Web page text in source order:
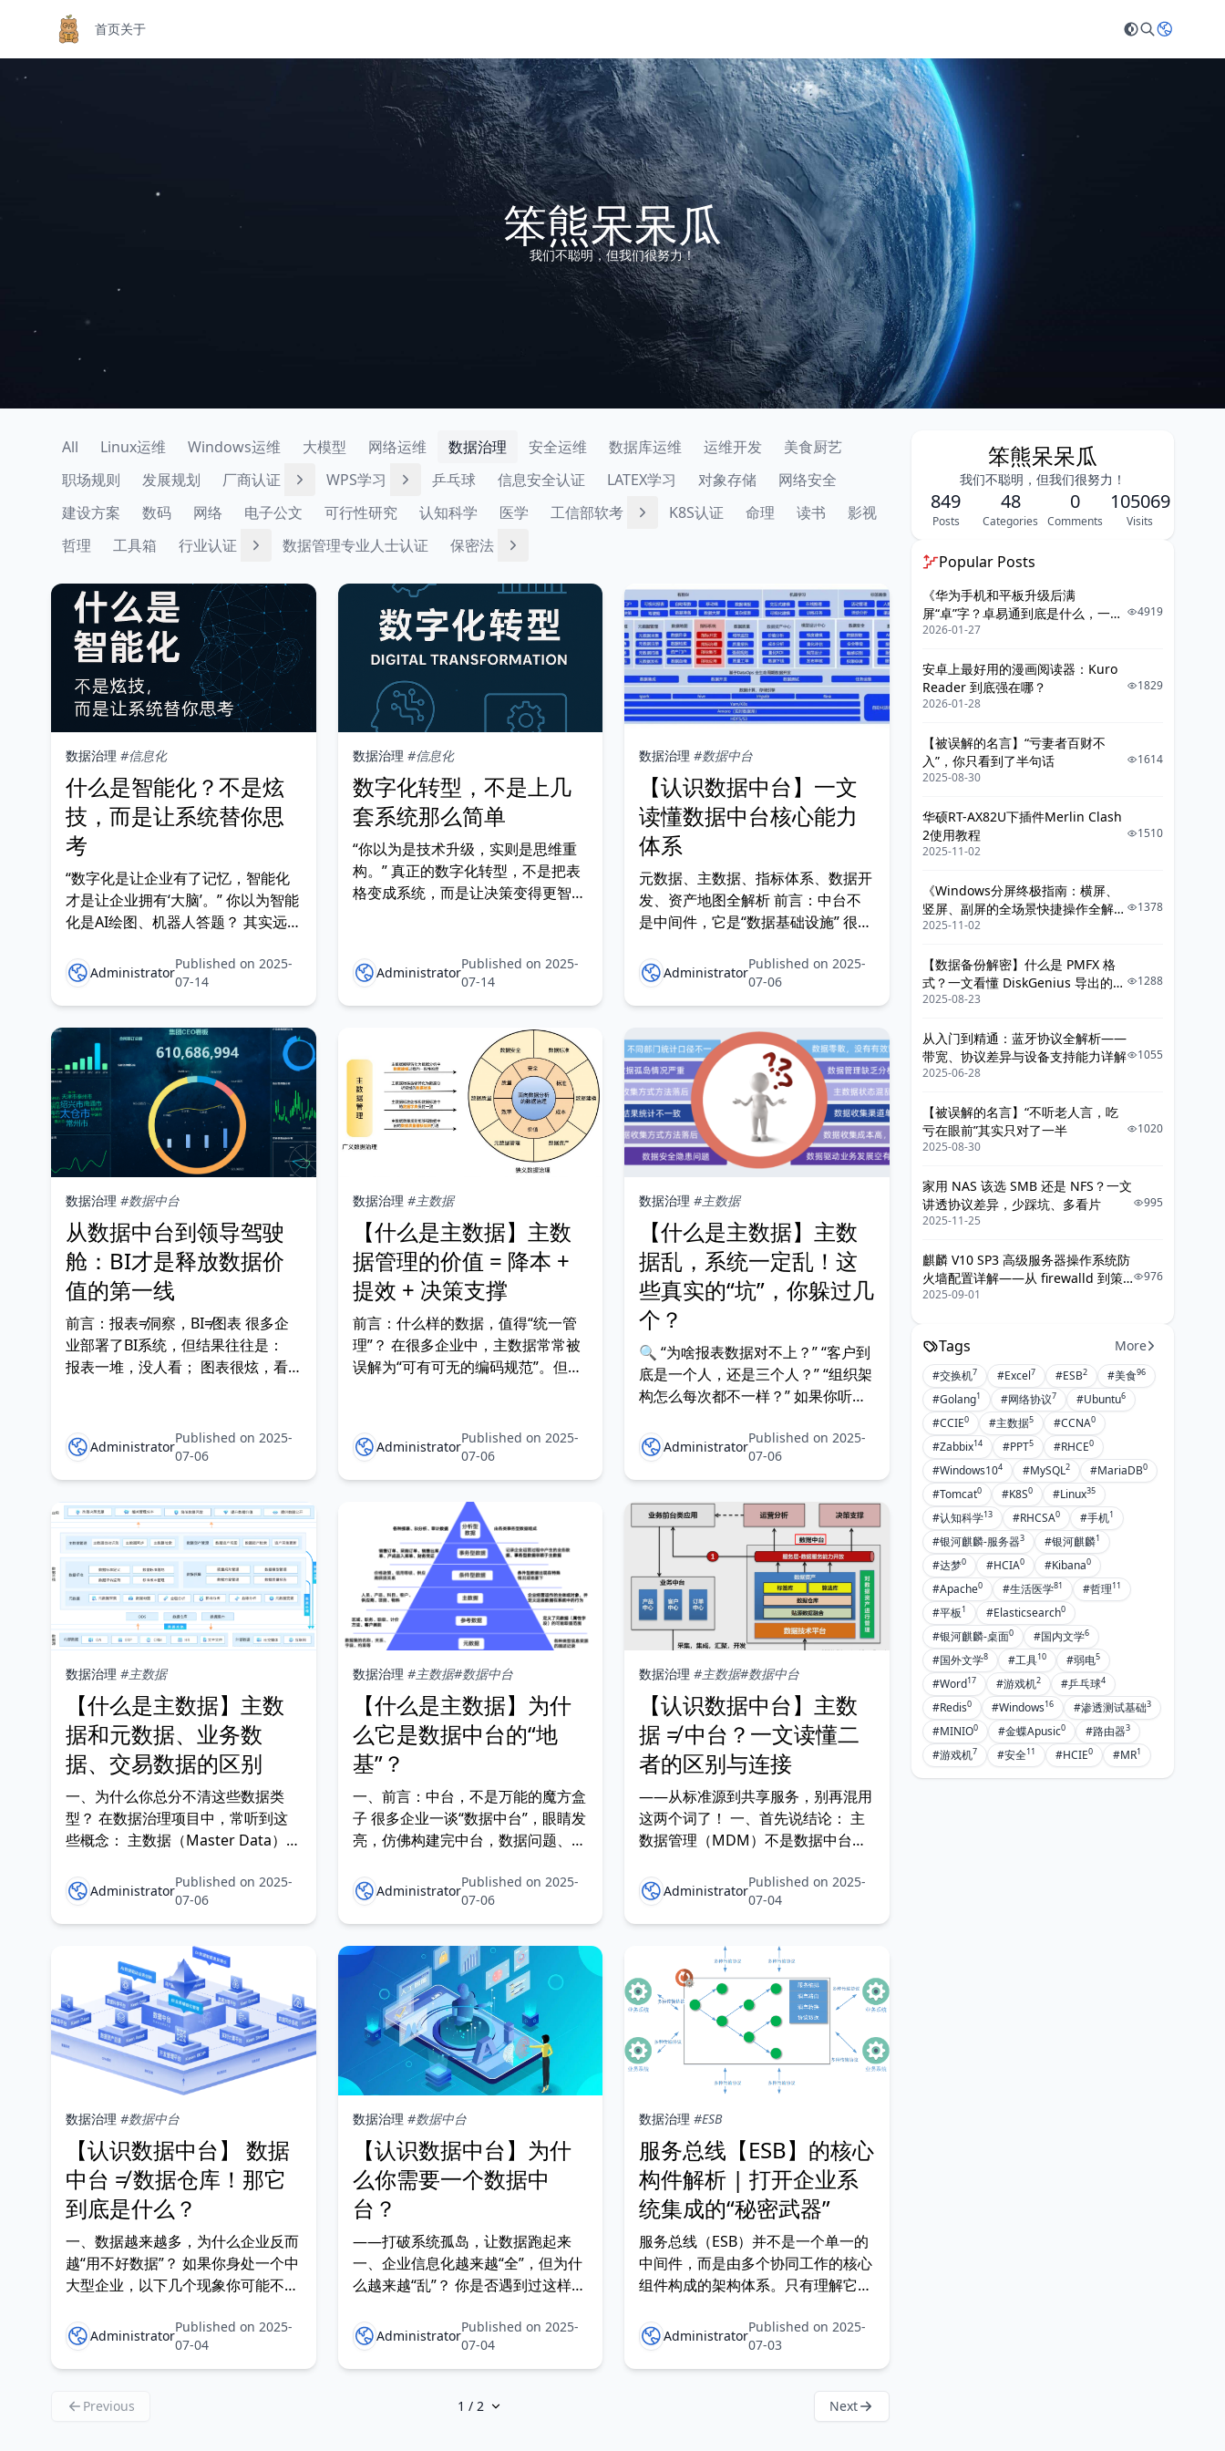
首页关于
笨熊呆呆瓜
我们不聪明，但我们很努力！
All Linux运维 Windows运维 大模型 网络运维 数据治理 安全运维 数据库运维 运维开发
美食厨艺
职场规则
发展规划 厂商认证 WPS学习 乒乓球 信息安全认证 LATEX学习 对象存储
网络安全
建设方案
数码 网络 电子公文 可行性研究 认知科学 医学 工信部软考 K8S认证 命理 读书
影视
哲理
工具箱 行业认证 数据管理专业人士认证 保密法
数据治理 #信息化
什么是智能化？不是炫
技，而是让系统替你思
考
“数字化是让企业有了记忆，智能化
才是让企业拥有‘大脑’。” 你以为智能
化是AI绘图、机器人答题？ 其实远
来企业的竞争核心、决策机制与组织
形态的颠覆式升级。
Administrator
Published on 2025-
07-14
数据治理 #信息化
数字化转型，不是上几
套系统那么简单
“你以为是技术升级，实则是思维重
构。” 真正的数字化转型，不是把表
格变成系统，而是让决策变得更智
型为何势在必行？ 企业为什么要数
字化转型？不是“想变”，而是“不得不
变”。
Administrator
Published on 2025-
07-14
数据治理 #数据中台
【认识数据中台】一文
读懂数据中台核心能力
体系
元数据、主数据、指标体系、数据开
发、资产地图全解析 前言：中台不
是中间件，它是“数据基础设施” 很多
以为： “数据中台 = 一套大数据平台
+ ETL工具 + BI报表” 但事实上，真正
的数据中台，不止是技术平台，而是
一套完整的“能力体系”，它像“数据界
的城市基础建设
Administrator
Published on 2025-
07-06
数据治理 #数据中台
从数据中台到领导驾驶
舱：BI才是释放数据价
值的第一线
前言：报表≠洞察，BI≠图表 很多企
业部署了BI系统，但结果往往是：
报表一堆，没人看； 图表很炫，看
的？”就全场沉默。 这不是BI不重
要，而是你不理解BI真正的定位与价
值： BI不是做图，而是让数据“说人
话”； BI不是做报表，而是帮
Administrator
Published on 2025-
07-06
数据治理 #主数据
【什么是主数据】主数
据管理的价值 = 降本 +
提效 + 决策支撑
前言：什么样的数据，值得“统一管
理”？ 在很多企业中，主数据常常被
误解为“可有可无的编码规范”。但现
复、权限混乱、数据打架，根源还是
主数据没管好。 主数据的价值，绝
不仅仅是“数据好看一点”，它直接作
用于： ✅ 成本控制 ✅ 流程提效 ✅
Administrator
Published on 2025-
07-06
数据治理 #主数据
【什么是主数据】主数
据乱，系统一定乱！这
些真实的“坑”，你躲过几
个？
🔍 “为啥报表数据对不上？” “客户到
底是一个人，还是三个人？” “组织架
构怎么每次都不一样？” 如果你听过
乱”狠狠坑过了。 什么是“主数据混
乱”？ 主数据（Master Data）是企
业的“底座数据”，比如客户、产品、
员工、组织、供应商等。如果主数据
乱，就像房子地基
Administrator
Published on 2025-
07-06
数据治理 #主数据
【什么是主数据】主数
据和元数据、业务数
据、交易数据的区别
一、为什么你总分不清这些数据类
型？ 在数据治理项目中，常听到这
些概念： 主数据（Master Data）
（Transactional Data） 业务数据
（Business Data） 但很多人常常混
为一谈，甚至在搭建数据中台、做数
据资产分类时，分错了类，导致：
Administrator
Published on 2025-
07-06
数据治理 #主数据#数据中台
【什么是主数据】为什
么它是数据中台的“地
基”？
一、前言：中台，不是万能的魔方盒
子 很多企业一谈“数据中台”，眼睛发
亮，仿佛构建完中台，数据问题、系
真正落地中台的过程中，你会发现：
没有一个稳定、统一的“数据地
基”——你根本构建不了一个可靠的
中台体系。 而这个地基，正是 主数
据（Master Data）。
Administrator
Published on 2025-
07-06
数据治理 #主数据#数据中台
【认识数据中台】主数
据 ≠ 中台？一文读懂二
者的区别与连接
——从标准源到共享服务，别再混用
这两个词了！ 一、首先说结论： 主
数据管理（MDM）不是数据中台
的“根”。 为什么很多单位信息化一上
来就喊“上中台”，最后发现连主数据
都没有建好？ 因为你想建“高速公
路”，却连“路牌和地址系统”都没有。
今天我们就拆开来讲清楚两个问题：
Administrator
Published on 2025-
07-04
数据治理 #数据中台
【认识数据中台】 数据
中台 ≠ 数据仓库！那它
到底是什么？
一、数据越来越多，为什么企业反而
越“用不好数据”？ 如果你身处一个中
大型企业，以下几个现象你可能不陌
了8%，市场部却说只增长了3%。
Administrator
Published on 2025-
07-04
数据治理 #数据中台
【认识数据中台】为什
么你需要一个数据中
台？
——打破系统孤岛，让数据跑起来
一、企业信息化越来越“全”，但为什
么越来越“乱”？ 你是否遇到过这样的
管理系统却还能继续指派任务给
Administrator
Published on 2025-
07-04
数据治理 #ESB
服务总线【ESB】的核心
构件解析 | 打开企业系
统集成的“秘密武器”
服务总线（ESB）并不是一个单一的
中间件，而是由多个协同工作的核心
组件构成的架构体系。只有理解它
搭建灵活、稳定、高可用的企业集成
平台。 一、引言：为什么要了解服
务总线的构件？ 在实际落地 ESB 项
目的过程中，企业常面临以下问题：
功能堆叠混乱，逻辑不清晰 性能瓶
Administrator
Published on 2025-
07-03
Previous Next
笨熊呆呆瓜
我们不聪明，但我们很努力！
849
Posts
48
Categories
0
Comments
105069
Visits
Popular Posts
《华为手机和平板升级后满
屏“卓”字？卓易通到底是什么，一篇
给你讲明白》
2026-01-27
4919
安卓上最好用的漫画阅读器：Kuro
Reader 到底强在哪？
2026-01-28
1829
【被误解的名言】“亏妻者百财不
入”，你只看到了半句话
2025-08-30
1614
华硕RT-AX82U下插件Merlin Clash
2使用教程
2025-11-02
1510
《Windows分屏终极指南：横屏、
竖屏、副屏的全场景快捷操作全解
析》
2025-11-02
1378
【数据备份解密】什么是 PMFX 格
式？一文看懂 DiskGenius 导出的整
机系统镜像
2025-08-23
1288
从入门到精通：蓝牙协议全解析——
带宽、协议差异与设备支持能力详解
2025-06-28
1055
【被误解的名言】“不听老人言，吃
亏在眼前”其实只对了一半
2025-08-30
1020
家用 NAS 该选 SMB 还是 NFS？一文
讲透协议差异，少踩坑、多看片
2025-11-25
995
麒麟 V10 SP3 高级服务器操作系统防
火墙配置详解——从 firewalld 到策
略落地的最佳实践
2025-09-01
976
Tags More
#交换机7 #Excel7 #ESB2 #美食96
#Golang1 #网络协议7 #Ubuntu6
#CCIE0 #主数据5 #CCNA0
#Zabbix14 #PPT5 #RHCE0
#Windows104 #MySQL2 #MariaDB0
#Tomcat0 #K8S0 #Linux35
#认知科学13 #RHCSA0 #手机1
#银河麒麟-服务器3 #银河麒麟1
#达梦0 #HCIA0 #Kibana0
#Apache0 #生活医学81 #哲理11
#平板1 #Elasticsearch0
#银河麒麟-桌面0 #国内文学6
#国外文学8 #工具10 #弱电5
#Word17 #游戏机2 #乒乓球4
#Redis0 #Windows16 #渗透测试基础3
#MINIO0 #金蝶Apusic0 #路由器3
#游戏机7 #安全11 #HCIE0 #MR1